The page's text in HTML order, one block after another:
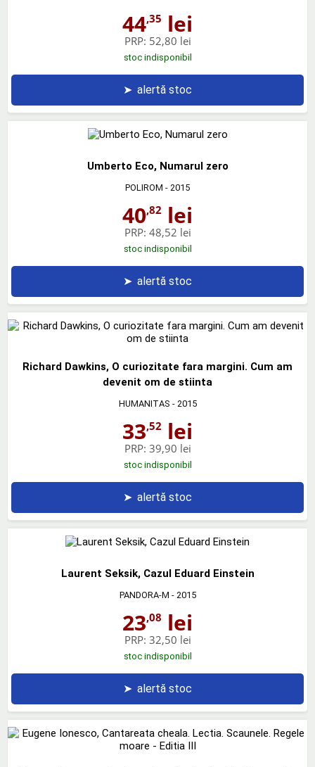
44,35 lei
PRP: 52,80 lei
stoc indisponibil
➤ alertă stoc
Umberto Eco, Numarul zero
POLIROM - 2015
40,82 lei
PRP: 48,52 lei
stoc indisponibil
➤ alertă stoc
Richard Dawkins, O curiozitate fara margini. Cum am
devenit om de stiinta
HUMANITAS - 2015
33,52 lei
PRP: 39,90 lei
stoc indisponibil
➤ alertă stoc
Laurent Seksik, Cazul Eduard Einstein
PANDORA-M - 2015
23,08 lei
PRP: 32,50 lei
stoc indisponibil
➤ alertă stoc